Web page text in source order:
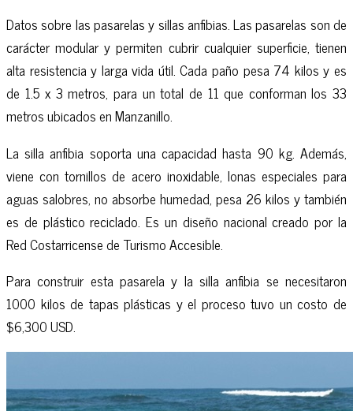
Datos sobre las pasarelas y sillas anfibias. Las pasarelas son de
carácter modular y permiten cubrir cualquier superficie, tienen
alta resistencia y larga vida útil. Cada paño pesa 74 kilos y es
de 1.5 x 3 metros, para un total de 11 que conforman los 33
metros ubicados en Manzanillo.
La silla anfibia soporta una capacidad hasta 90 kg. Además,
viene con tornillos de acero inoxidable, lonas especiales para
aguas salobres, no absorbe humedad, pesa 26 kilos y también
es de plástico reciclado. Es un diseño nacional creado por la
Red Costarricense de Turismo Accesible.
Para construir esta pasarela y la silla anfibia se necesitaron
1000 kilos de tapas plásticas y el proceso tuvo un costo de
$6,300 USD.